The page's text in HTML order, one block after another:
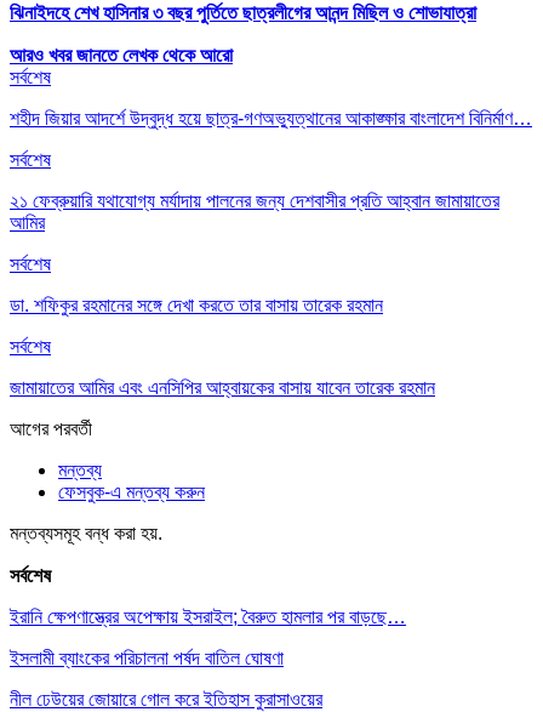
ঝিনাইদহে শেখ হাসিনার ৩ বছর পুর্তিতে ছাত্রলীগের আনন্দ মিছিল ও শোভাযাত্রা
আরও খবর জানতে লেখক থেকে আরো
সর্বশেষ
শহীদ জিয়ার আদর্শে উদ্বুদ্ধ হয়ে ছাত্র-গণঅভ্যুত্থানের আকাঙ্ক্ষার বাংলাদেশ বিনির্মাণ…
সর্বশেষ
২১ ফেব্রুয়ারি যথাযোগ্য মর্যাদায় পালনের জন্য দেশবাসীর প্রতি আহ্বান জামায়াতের
আমির
সর্বশেষ
ডা. শফিকুর রহমানের সঙ্গে দেখা করতে তার বাসায় তারেক রহমান
সর্বশেষ
জামায়াতের আমির এবং এনসিপির আহ্বায়কের বাসায় যাবেন তারেক রহমান
আগেরপরবর্তী
মন্তব্য
ফেসবুক-এ মন্তব্য করুন
মন্তব্যসমূহ বন্ধ করা হয়.
সর্বশেষ
ইরানি ক্ষেপণাস্ত্রের অপেক্ষায় ইসরাইল; বৈরুত হামলার পর বাড়ছে…
ইসলামী ব্যাংকের পরিচালনা পর্ষদ বাতিল ঘোষণা
নীল ঢেউয়ের জোয়ারে গোল করে ইতিহাস কুরাসাওয়ের